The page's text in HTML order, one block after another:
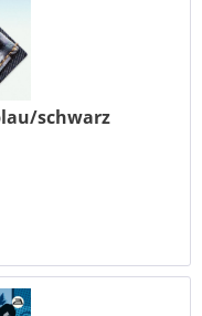
schwarz